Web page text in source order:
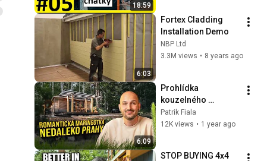
18:59
6:03
Fortex Cladding
Installation Demo
NBP Ltd
3.3M views • 8 years ago
6:09
Prohlídka
kouzelného
glampingu: Útulná
maringotka s
Patrik Fiala
12K views • 1 year ago
STOP BUYING 4x4